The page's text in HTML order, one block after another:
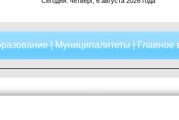
|Муниципалитеты|Главное